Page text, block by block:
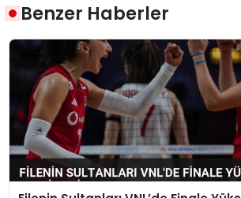
Benzer Haberler